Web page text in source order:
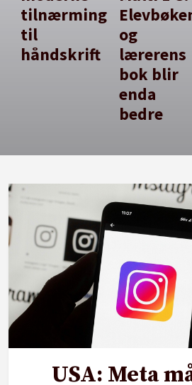
tilnærming
til
håndskrift
og
lærerens
bok blir
enda
bedre
USA: Meta